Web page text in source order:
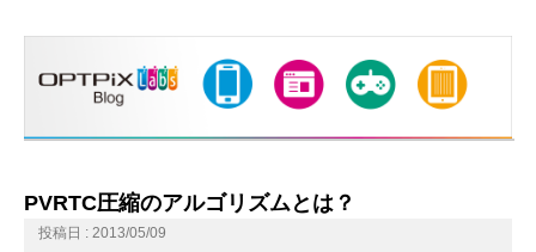
PVRTC圧縮のアルゴリズムとは？
投稿日 : 2013/05/09